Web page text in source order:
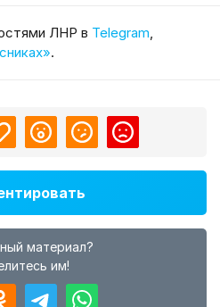
ЛНР в Telegram,
.
материал?
им!